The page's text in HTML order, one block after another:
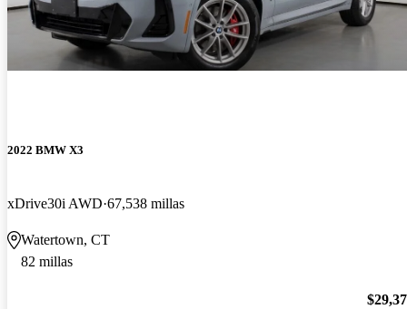
2022 BMW X3
xDrive30i AWD 67,538 millas
Watertown, CT
82 millas